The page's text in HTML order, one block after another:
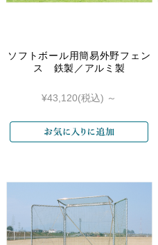
ソフトボール用簡易外野フェン
ス 鉄製／アルミ製
¥43,120(税込) ～